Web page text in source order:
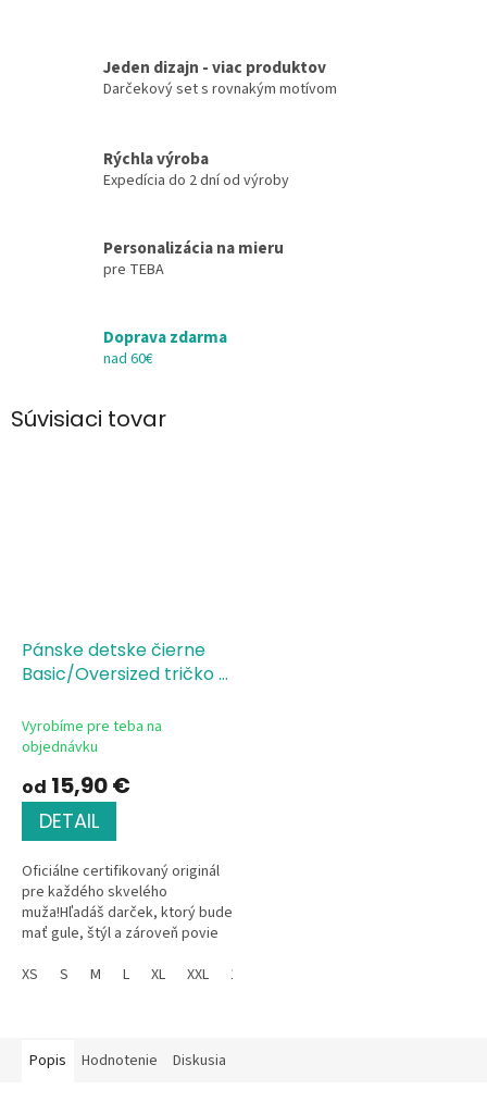
Jeden dizajn - viac produktov
Darčekový set s rovnakým motívom
Rýchla výroba
Expedícia do 2 dní od výroby
Personalizácia na mieru
pre TEBA
Doprava zdarma
nad 60€
Súvisiaci tovar
Pánske detske čierne
Basic/Oversized tričko s
certified/Oficiálne
certifikovaný
Vyrobíme pre teba na
objednávku
od 15,90 €
DETAIL
Oficiálne certifikovaný originál
pre každého skvelého
muža!Hľadáš darček, ktorý bude
mať gule, štýl a zároveň povie
muž je? Tričká s pečaťou...
XS S M L XL XXL 134
Popis Hodnotenie Diskusia